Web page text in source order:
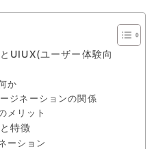
UIUX(ユーザー体験向
か
ジネーションの関係
メリット
特徴
ーション